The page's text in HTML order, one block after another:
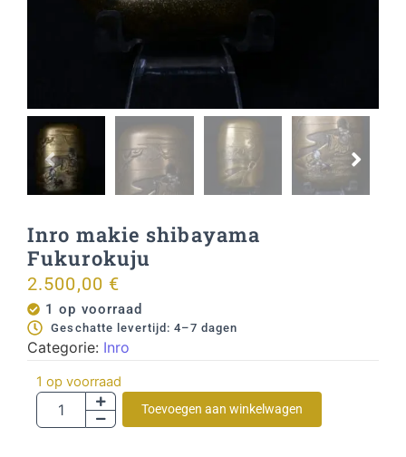
Inro makie shibayama
Fukurokuju
2.500,00 €
1 op voorraad
Geschatte levertijd: 4–7 dagen
Categorie: Inro
1 op voorraad
Toevoegen aan winkelwagen